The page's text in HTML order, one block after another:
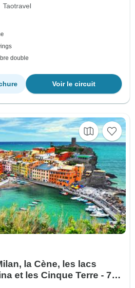
Taotravel
double
Voir le circuit
la Cène, les lacs
et les Cinque Terre - 7